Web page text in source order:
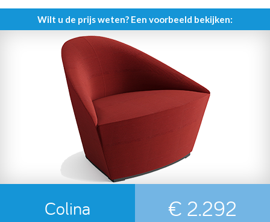
Wilt u de prijs weten? Een voorbeeld bekijken:
Colina € 2.292